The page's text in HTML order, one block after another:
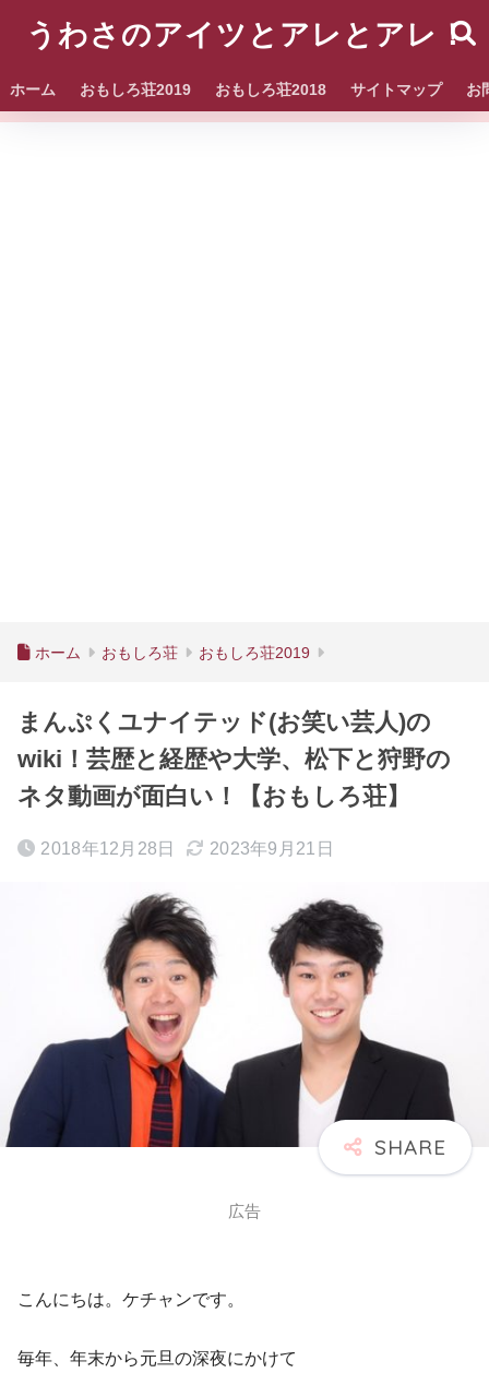
うわさのアイツとアレとアレ！
ホーム おもしろ荘2019 おもしろ荘2018 サイトマップ お
ホーム おもしろ荘 おもしろ荘2019
まんぷくユナイテッド(お笑い芸人)の
wiki！芸歴と経歴や大学、松下と狩野の
ネタ動画が面白い！【おもしろ荘】
2018年12月28日 2023年9月21日
広告
こんにちは。ケチャンです。
毎年、年末から元旦の深夜にかけて